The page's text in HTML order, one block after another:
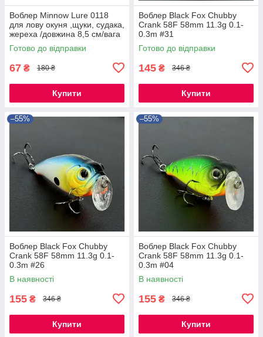
Воблер Minnow Lure 0118
для лову окуня ,щуки, судака,
жереха /довжина 8,5 см/вага
9,2грам/
Готово до відправки
67 ₴ 180 ₴
Купити
Воблер Black Fox Chubby
Crank 58F 58mm 11.3g 0.1-
0.3m #31
Готово до відправки
145 ₴ 346 ₴
Купити
–55%
Воблер Black Fox Chubby
Crank 58F 58mm 11.3g 0.1-
0.3m #26
В наявності
155 ₴ 346 ₴
Купити
–55%
Воблер Black Fox Chubby
Crank 58F 58mm 11.3g 0.1-
0.3m #04
В наявності
155 ₴ 346 ₴
Купити